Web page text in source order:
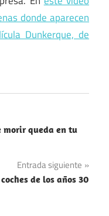
donde aparecen
Dunkerque, de
morir queda en tu
Entrada siguiente
de los años 30